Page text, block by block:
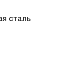
сталь